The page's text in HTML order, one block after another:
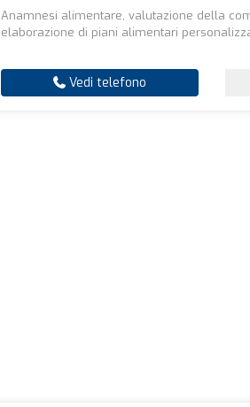
Anamnesi alimentare, valutazione della
elaborazione di piani alimentari
Vedi telefono